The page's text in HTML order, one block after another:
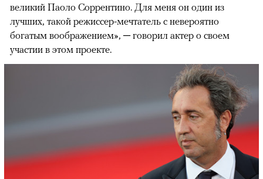
великий Паоло Соррентино. Для меня он один из
лучших, такой режиссер-мечтатель с невероятно
богатым воображением», ─ говорил актер о своем
участии в этом проекте.